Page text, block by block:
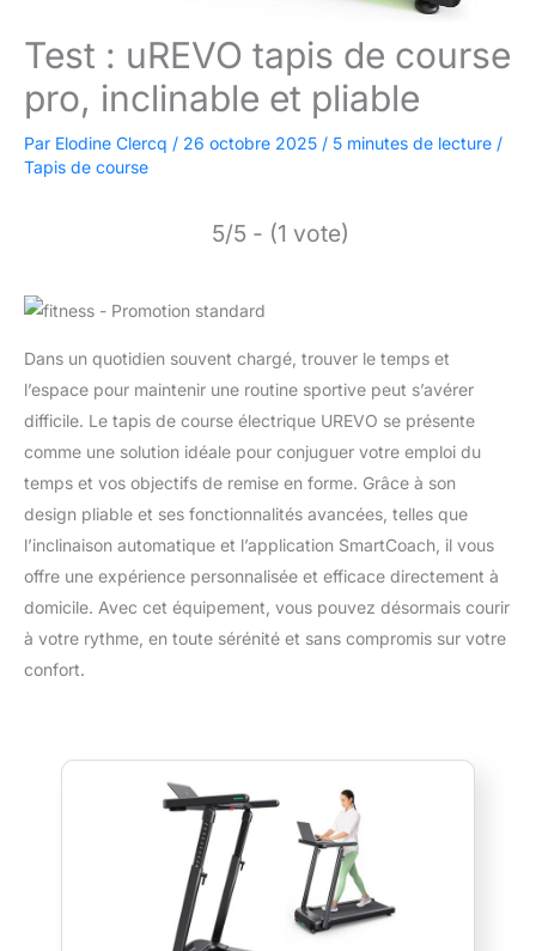
Test : uREVO tapis de course
pro, inclinable et pliable
Par Elodine Clercq / 26 octobre 2025 / 5 minutes de lecture /
Tapis de course
5/5 - (1 vote)
Dans un quotidien souvent chargé, trouver le temps et
l’espace pour maintenir une routine sportive peut s’avérer
difficile. Le tapis de course électrique UREVO se présente
comme une solution idéale pour conjuguer votre emploi du
temps et vos objectifs de remise en forme. Grâce à son
design pliable et ses fonctionnalités avancées, telles que
l’inclinaison automatique et l’application SmartCoach, il vous
offre une expérience personnalisée et efficace directement à
domicile. Avec cet équipement, vous pouvez désormais courir
à votre rythme, en toute sérénité et sans compromis sur votre
confort.